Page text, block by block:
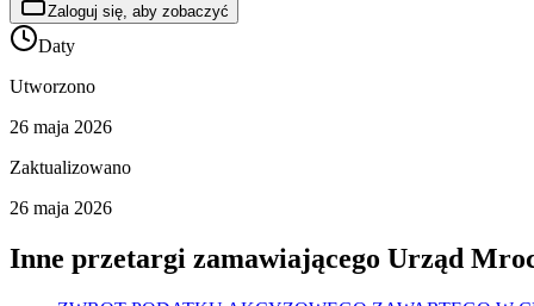
Zaloguj się, aby zobaczyć
Daty
Utworzono
26 maja 2026
Zaktualizowano
26 maja 2026
Inne przetargi zamawiającego Urząd